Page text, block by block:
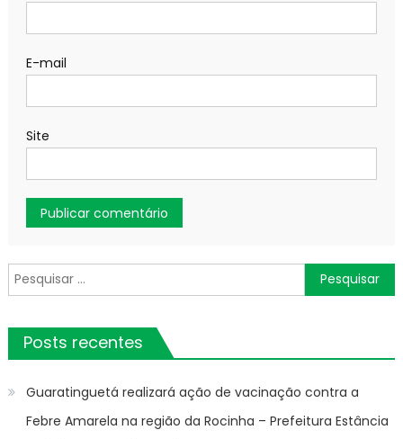
E-mail
Site
Pesquisar
por:
Posts recentes
Guaratinguetá realizará ação de vacinação contra a
Febre Amarela na região da Rocinha – Prefeitura Estância